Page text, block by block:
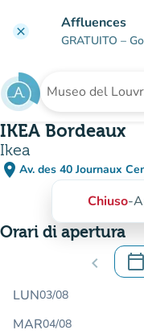
clear Affluences
GRATUITO –
Cerca una
IKEA Bordeaux
Ikea
place Av. des 40 Journaux
Chiuso-
Orari di apertura
chevron_left calendar_today
.
LUN03/08
MAR04/08